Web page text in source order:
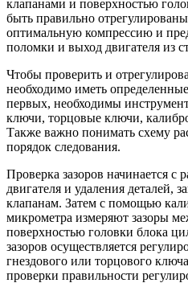
клапанами и поверхностью
быть правильно
оптимальную компрессию и
поломки и выход двигателя из
Чтобы проверить и
необходимо иметь
первых, необходимы
ключи, торцовые ключи,
Также важно понимать схему
порядок следования.
Проверка зазоров начинается с
двигателя и удаления деталей,
клапанам. Затем с помощью
микрометра измеряют зазоры
поверхностью головки блока
зазоров осуществляется
гнездового или торцового
проверки правильности